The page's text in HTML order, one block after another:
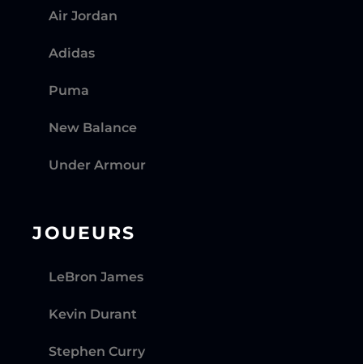
Air Jordan
Adidas
Puma
New Balance
Under Armour
JOUEURS
LeBron James
Kevin Durant
Stephen Curry